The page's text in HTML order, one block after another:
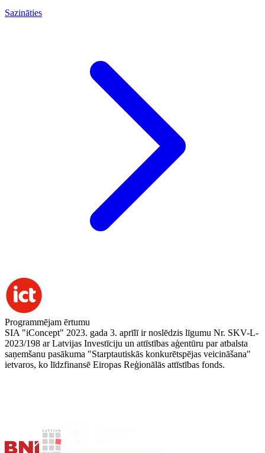
Sazināties
Programmējam ērtumu
SIA "iConcept" 2023. gada 3. aprīlī ir noslēdzis līgumu Nr. SKV-L-
2023/198 ar Latvijas Investīciju un attīstības aģentūru par atbalsta
saņemšanu pasākuma "Starptautiskās konkurētspējas veicināšana"
ietvaros, ko līdzfinansē Eiropas Reģionālās attīstības fonds.